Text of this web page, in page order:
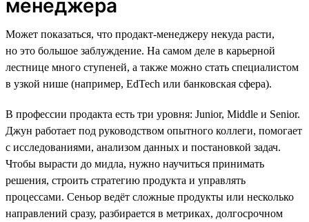
менеджера
Может показаться, что продакт-менеджеру некуда расти,
но это большое заблуждение. На самом деле в карьерной
лестнице много ступеней, а также можно стать специалистом
в узкой нише (например, EdTech или банковская сфера).
В профессии продакта есть три уровня: Junior, Middle и Senior.
Джун работает под руководством опытного коллеги, помогает
с исследованиями, анализом данных и постановкой задач.
Чтобы вырасти до мидла, нужно научиться принимать
решения, строить стратегию продукта и управлять
процессами. Сеньор ведёт сложные продукты или несколько
направлений сразу, разбирается в метриках, долгосрочном